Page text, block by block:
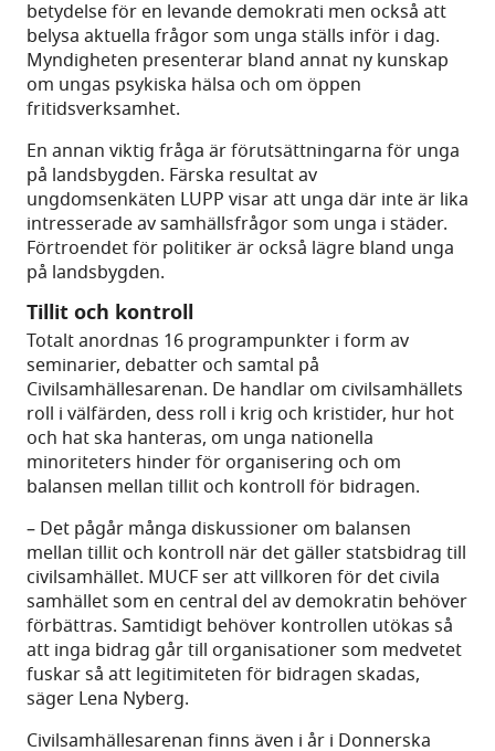
betydelse för en levande demokrati men också att
belysa aktuella frågor som unga ställs inför i dag.
Myndigheten presenterar bland annat ny kunskap
om ungas psykiska hälsa och om öppen
fritidsverksamhet.
En annan viktig fråga är förutsättningarna för unga
på landsbygden. Färska resultat av
ungdomsenkäten LUPP visar att unga där inte är lika
intresserade av samhällsfrågor som unga i städer.
Förtroendet för politiker är också lägre bland unga
på landsbygden.
Tillit och kontroll
Totalt anordnas 16 programpunkter i form av
seminarier, debatter och samtal på
Civilsamhällesarenan. De handlar om civilsamhällets
roll i välfärden, dess roll i krig och kristider, hur hot
och hat ska hanteras, om unga nationella
minoriteters hinder för organisering och om
balansen mellan tillit och kontroll för bidragen.
– Det pågår många diskussioner om balansen
mellan tillit och kontroll när det gäller statsbidrag till
civilsamhället. MUCF ser att villkoren för det civila
samhället som en central del av demokratin behöver
förbättras. Samtidigt behöver kontrollen utökas så
att inga bidrag går till organisationer som medvetet
fuskar så att legitimiteten för bidragen skadas,
säger Lena Nyberg.
Civilsamhällesarenan finns även i år i Donnerska